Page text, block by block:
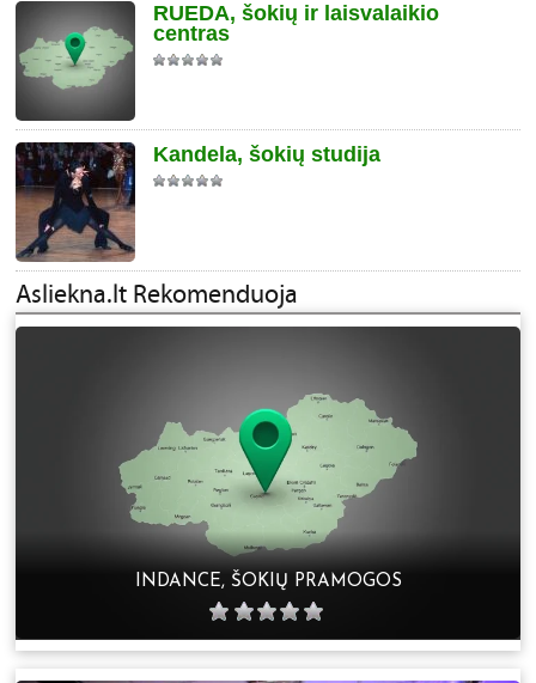
RUEDA, šokių ir laisvalaikio
centras
Kandela, šokių studija
INDANCE, ŠOKIŲ PRAMOGOS